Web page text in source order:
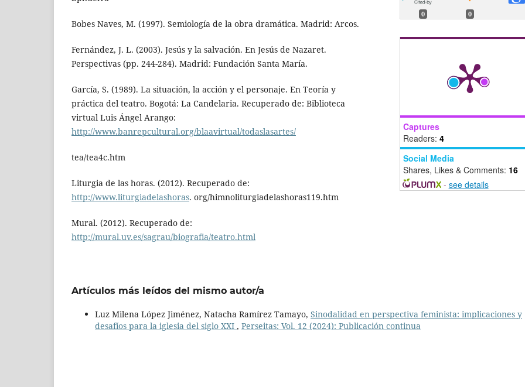
Bobes Naves, M. (1997). Semiología de la obra dramática. Madrid: Arcos.
Fernández, J. L. (2003). Jesús y la salvación. En Jesús de Nazaret.
Perspectivas (pp. 244-284). Madrid: Fundación Santa María.
García, S. (1989). La situación, la acción y el personaje. En Teoría y
práctica del teatro. Bogotá: La Candelaria. Recuperado de: Biblioteca
virtual Luis Ángel Arango:
http://www.banrepcultural.org/blaavirtual/todaslasartes/
tea/tea4c.htm
Liturgia de las horas. (2012). Recuperado de:
http://www.liturgiadelashoras. org/himnoliturgiadelashoras119.htm
Mural. (2012). Recuperado de:
http://mural.uv.es/sagrau/biografia/teatro.html
0 0
Captures
Readers: 4
Social Media
Shares, Likes & Comments: 16
- see details
Artículos más leídos del mismo autor/a
Luz Milena López Jiménez, Natacha Ramírez Tamayo, Sinodalidad en perspectiva feminista: implicaciones y
desafíos para la iglesia del siglo XXI , Perseitas: Vol. 12 (2024): Publicación continua